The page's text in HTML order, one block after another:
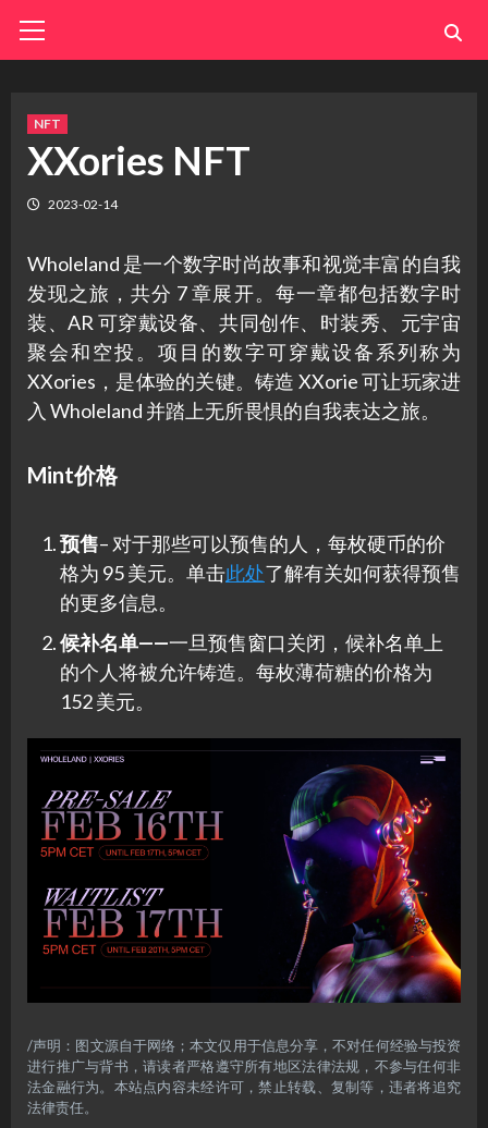
Menu
NFT
XXories NFT
2023-02-14
Wholeland 是一个数字时尚故事和视觉丰富的自我
发现之旅，共分 7 章展开。每一章都包括数字时
装、AR 可穿戴设备、共同创作、时装秀、元宇宙
聚会和空投。项目的数字可穿戴设备系列称为
XXories，是体验的关键。铸造 XXorie 可让玩家进
入 Wholeland 并踏上无所畏惧的自我表达之旅。
Mint价格
预售– 对于那些可以预售的人，每枚硬币的价
格为 95 美元。单击此处了解有关如何获得预售
的更多信息。
候补名单——一旦预售窗口关闭，候补名单上
的个人将被允许铸造。每枚薄荷糖的价格为
152 美元。
/声明：图文源自于网络；本文仅用于信息分享，不对任何经验与投资
进行推广与背书，请读者严格遵守所有地区法律法规，不参与任何非
法金融行为。本站点内容未经许可，禁止转载、复制等，违者将追究
法律责任。